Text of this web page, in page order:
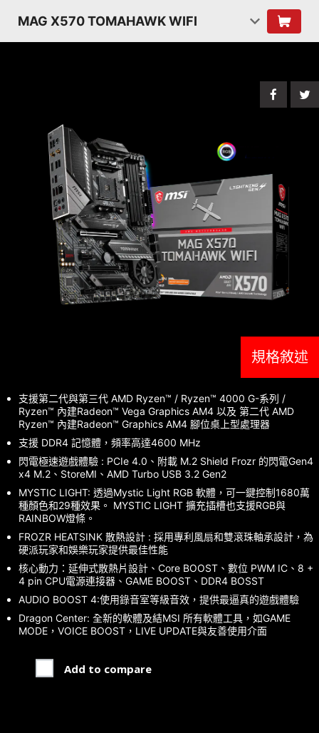
MAG X570 TOMAHAWK WIFI
規格敘述
支援第二代與第三代 AMD Ryzen™ / Ryzen™ 4000 G-系列 /
Ryzen™ 內建Radeon™ Vega Graphics AM4 以及 第二代 AMD
Ryzen™ 內建Radeon™ Graphics AM4 腳位桌上型處理器
支援 DDR4 記憶體，頻率高達4600 MHz
閃電極速遊戲體驗 : PCIe 4.0、附載 M.2 Shield Frozr 的閃電Gen4
x4 M.2、StoreMI、AMD Turbo USB 3.2 Gen2
MYSTIC LIGHT: 透過Mystic Light RGB 軟體，可一鍵控制1680萬
種顏色和29種效果。 MYSTIC LIGHT 擴充插槽也支援RGB與
RAINBOW燈條。
FROZR HEATSINK 散熱設計 : 採用專利風扇和雙滾珠軸承設計，為
硬派玩家和娛樂玩家提供最佳性能
核心動力：延伸式散熱片設計、Core BOOST、數位 PWM IC、8 +
4 pin CPU電源連接器、GAME BOOST、DDR4 BOSST
AUDIO BOOST 4:使用錄音室等級音效，提供最逼真的遊戲體驗
Dragon Center: 全新的軟體及結MSI 所有軟體工具，如GAME
MODE，VOICE BOOST，LIVE UPDATE與友善使用介面
Add to compare